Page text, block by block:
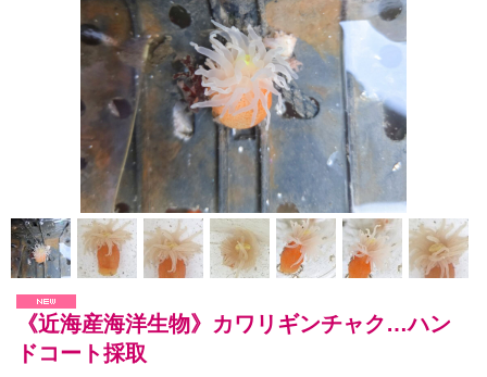
《近海産海洋生物》カワリギンチャク…ハン
ドコート採取